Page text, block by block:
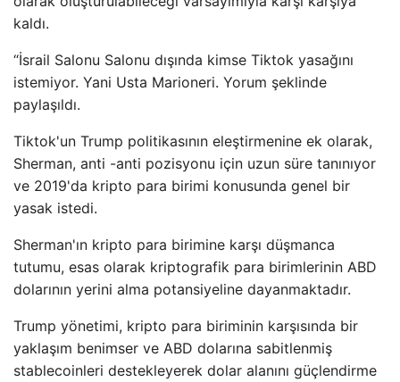
kaldı.
“İsrail Salonu Salonu dışında kimse Tiktok yasağını
istemiyor. Yani Usta Marioneri. Yorum şeklinde
paylaşıldı.
Tiktok'un Trump politikasının eleştirmenine ek olarak,
Sherman, anti -anti pozisyonu için uzun süre tanınıyor
ve 2019'da kripto para birimi konusunda genel bir
yasak istedi.
Sherman'ın kripto para birimine karşı düşmanca
tutumu, esas olarak kriptografik para birimlerinin ABD
dolarının yerini alma potansiyeline dayanmaktadır.
Trump yönetimi, kripto para biriminin karşısında bir
yaklaşım benimser ve ABD dolarına sabitlenmiş
stablecoinleri destekleyerek dolar alanını güçlendirme